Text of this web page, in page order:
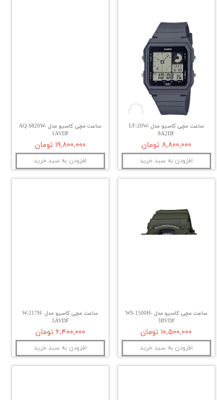
ساعت مچی کاسیو مدل LF-20W-
8A2DF
۸,۸۰۰,۰۰۰ تومان
افزودن به سبد خرید
ساعت مچی کاسیو مدل AQ-S820W-
1AVDF
۱۹,۸۰۰,۰۰۰ تومان
افزودن به سبد خرید
ساعت مچی کاسیو مدل WS-1500H-
3BVDF
۱۰,۵۰۰,۰۰۰ تومان
افزودن به سبد خرید
ساعت مچی کاسیو مدل W-217H-
5AVDF
۶,۴۰۰,۰۰۰ تومان
افزودن به سبد خرید